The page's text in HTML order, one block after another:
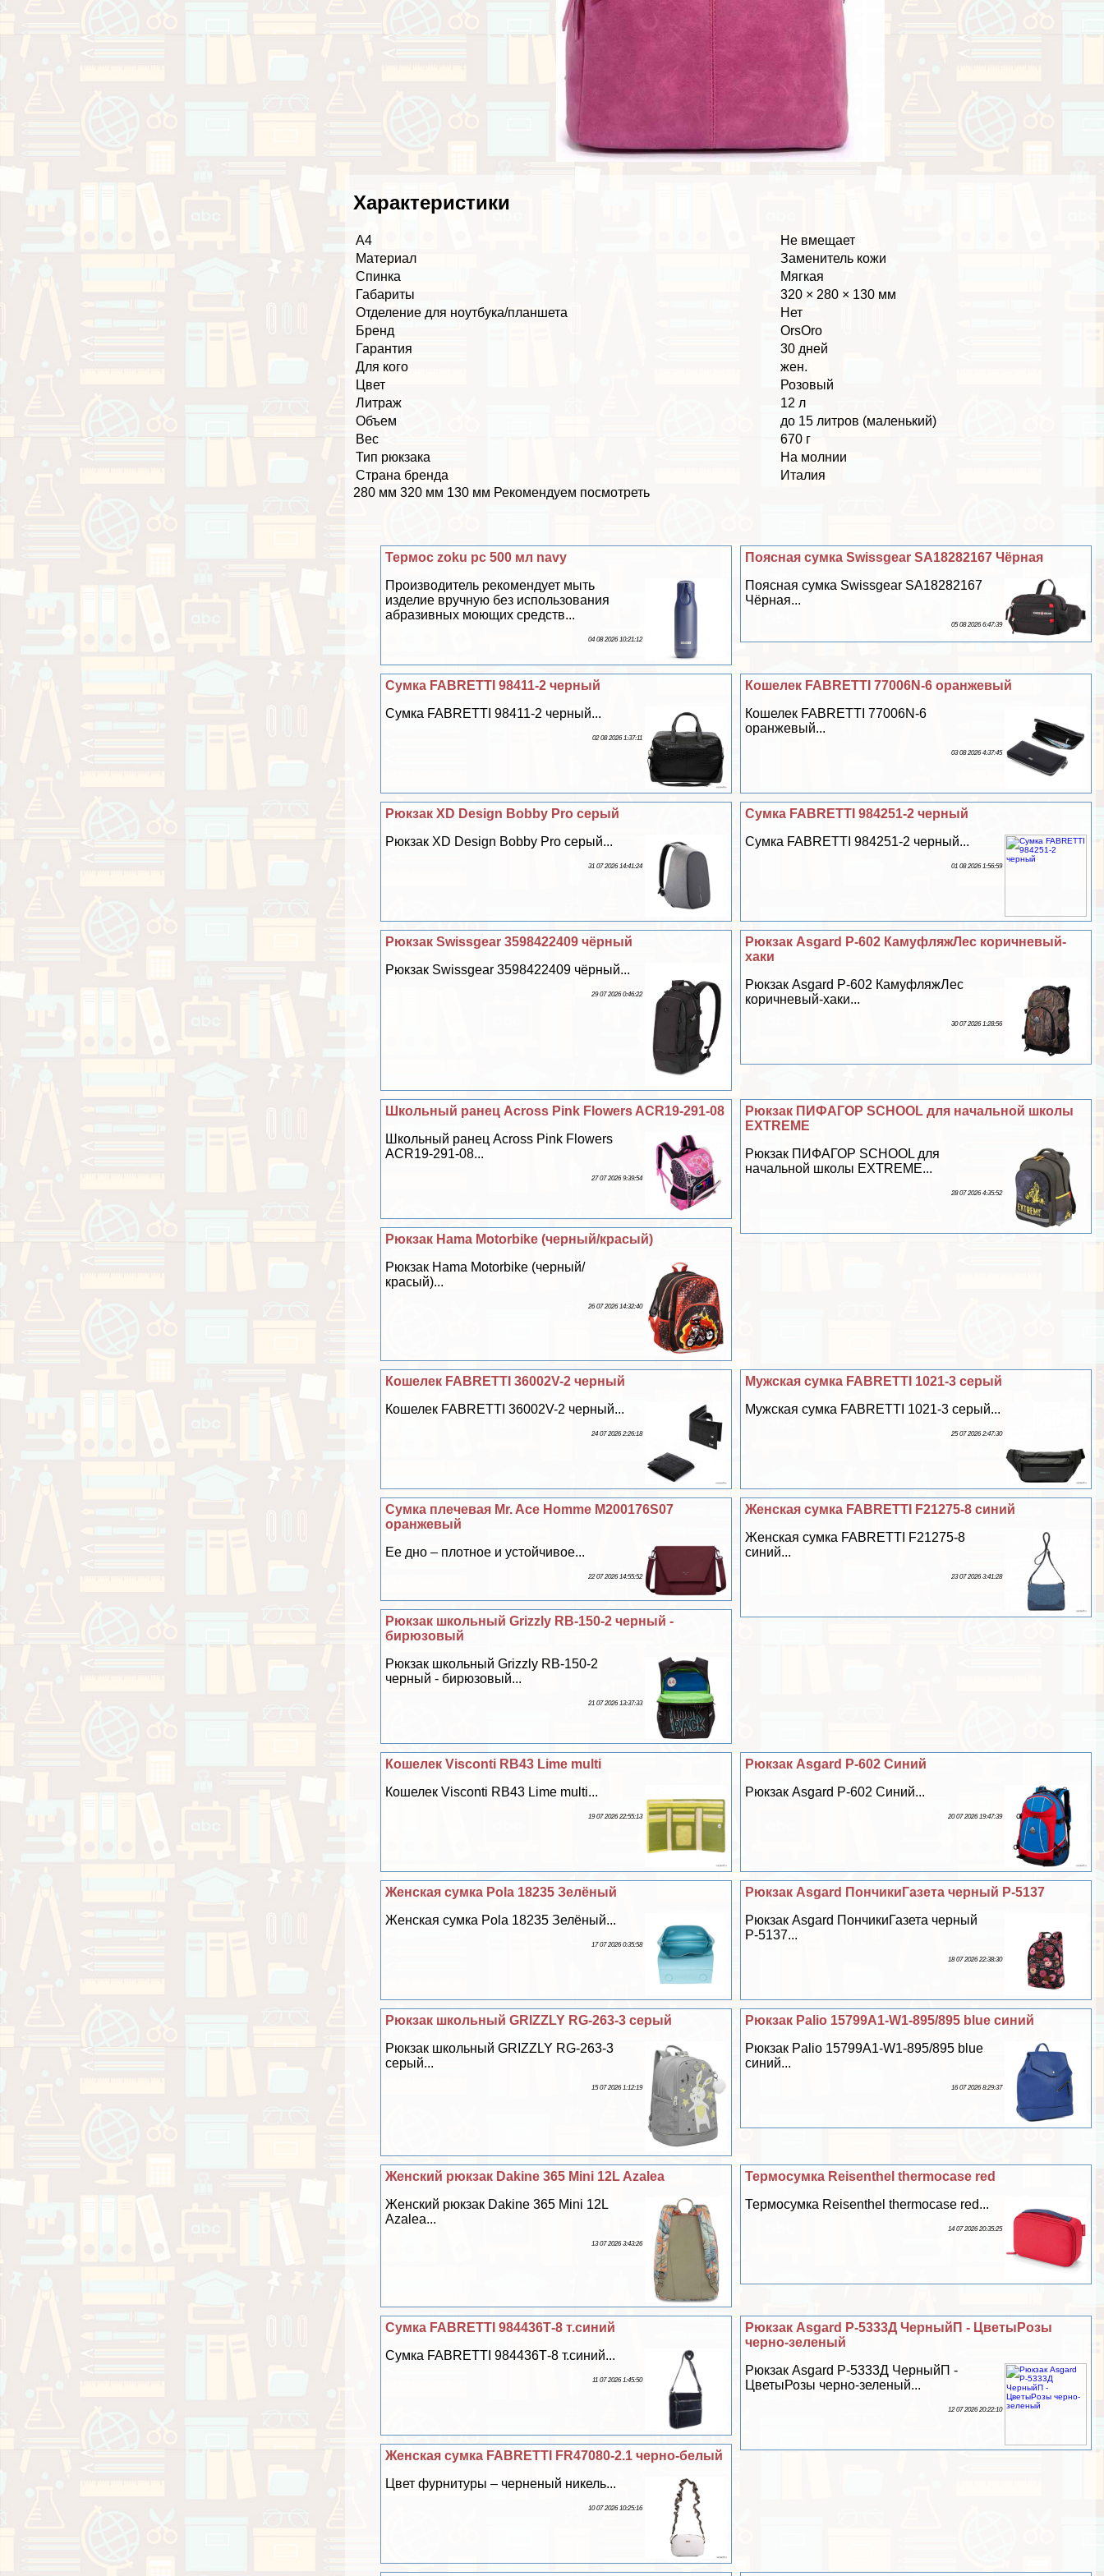
Хаpaктеристики
А4
Не вмещает
Материал
Заменитель кожи
Спинка
Мягкая
Габариты
320 × 280 × 130 мм
Отделение для ноутбука/планшета
Нет
Бренд
OrsOro
Гарантия
30 дней
Для кого
жен.
Цвет
Розовый
Литраж
12 л
Объем
до 15 литров (маленький)
Вес
670 г
Тип рюкзака
На молнии
Страна бренда
Италия
280 мм 320 мм 130 мм Рекомендуем посмотреть
Поясная сумка Swissgear SA18282167 Чёрная
Поясная сумка Swissgear SA18282167
Чёрная...
05 08 2026 6:47:39
Термос zoku pc 500 мл navy
Производитель рекомендует мыть
изделие вручную без использования
абразивных моющих средств...
04 08 2026 10:21:12
Кошелек FABRETTI 77006N-6 оранжевый
Кошелек FABRETTI 77006N-6
оранжевый...
03 08 2026 4:37:45
Сумка FABRETTI 98411-2 черный
Сумка FABRETTI 98411-2 черный...
02 08 2026 1:37:11
Сумка FABRETTI 984251-2 черный
Сумка FABRETTI 984251-2 черный...
01 08 2026 1:56:59
Рюкзак XD Design Bobby Pro серый
Рюкзак XD Design Bobby Pro серый...
31 07 2026 14:41:24
Рюкзак Asgard Р-602 КамуфляжЛес коричневый-
хаки
Рюкзак Asgard Р-602 КамуфляжЛес
коричневый-хаки...
30 07 2026 1:28:56
Рюкзак Swissgear 3598422409 чёрный
Рюкзак Swissgear 3598422409 чёрный...
29 07 2026 0:46:22
Рюкзак ПИФАГОР SCHOOL для начальной школы
EXTREME
Рюкзак ПИФАГОР SCHOOL для
начальной школы EXTREME...
28 07 2026 4:35:52
Школьный ранец Across Pink Flowers ACR19-291-08
Школьный ранец Across Pink Flowers
ACR19-291-08...
27 07 2026 9:39:54
Рюкзак Hama Motorbike (черный/красый)
Рюкзак Hama Motorbike (черный/
красый)...
26 07 2026 14:32:40
Мужская сумка FABRETTI 1021-3 серый
Мужская сумка FABRETTI 1021-3 серый...
25 07 2026 2:47:30
Кошелек FABRETTI 36002V-2 черный
Кошелек FABRETTI 36002V-2 черный...
24 07 2026 2:26:18
Женская сумка FABRETTI F21275-8 синий
Женская сумка FABRETTI F21275-8
синий...
23 07 2026 3:41:28
Сумка плечевая Mr. Ace Homme M200176S07
оранжевый
Ее дно – плотное и устойчивое...
22 07 2026 14:55:52
Рюкзак школьный Grizzly RB-150-2 черный -
бирюзовый
Рюкзак школьный Grizzly RB-150-2
черный - бирюзовый...
21 07 2026 13:37:33
Рюкзак Asgard Р-602 Синий
Рюкзак Asgard Р-602 Синий...
20 07 2026 19:47:39
Кошелек Visconti RB43 Lime multi
Кошелек Visconti RB43 Lime multi...
19 07 2026 22:55:13
Рюкзак Asgard ПончикиГазета черный Р-5137
Рюкзак Asgard ПончикиГазета черный
Р-5137...
18 07 2026 22:38:30
Женская сумка Pola 18235 Зелёный
Женская сумка Pola 18235 Зелёный...
17 07 2026 0:35:58
Рюкзак Palio 15799A1-W1-895/895 blue синий
Рюкзак Palio 15799A1-W1-895/895 blue
синий...
16 07 2026 8:29:37
Рюкзак школьный GRIZZLY RG-263-3 серый
Рюкзак школьный GRIZZLY RG-263-3
серый...
15 07 2026 1:12:19
Термоcумка Reisenthel thermocase red
Термоcумка Reisenthel thermocase red...
14 07 2026 20:35:25
Женский рюкзак Dakine 365 Mini 12L Azalea
Женский рюкзак Dakine 365 Mini 12L
Azalea...
13 07 2026 3:43:26
Рюкзак Asgard Р-5333Д ЧерныйП - ЦветыРозы
черно-зеленый
Рюкзак Asgard Р-5333Д ЧерныйП -
ЦветыРозы черно-зеленый...
12 07 2026 20:22:10
Сумка FABRETTI 984436Т-8 т.синий
Сумка FABRETTI 984436Т-8 т.синий...
11 07 2026 1:45:50
Женская сумка FABRETTI FR47080-2.1 черно-белый
Цвет фурнитуры – черненый никель...
10 07 2026 10:25:16